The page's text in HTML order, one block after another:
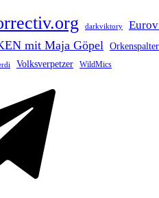
darkviktory
mit Maja Göpel
Volksverpetzer WildMics